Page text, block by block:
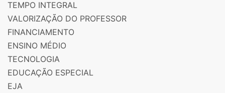
TEMPO INTEGRAL
VALORIZAÇÃO DO PROFESSOR
FINANCIAMENTO
ENSINO MÉDIO
TECNOLOGIA
EDUCAÇÃO ESPECIAL
EJA